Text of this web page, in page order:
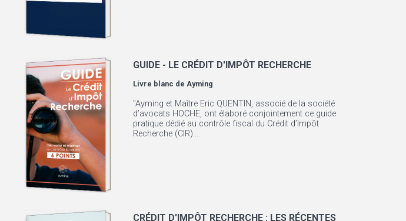
GUIDE - LE CRÉDIT D'IMPÔT RECHERCHE
Livre blanc de Ayming
"Ayming et Maître Eric QUENTIN, associé de la société
d’avocats HOCHE, ont élaboré conjointement ce guide
pratique dédié au contrôle fiscal du Crédit d’Impôt
Recherche (CIR)....
CRÉDIT D'IMPÔT RECHERCHE : LES RÉCENTES